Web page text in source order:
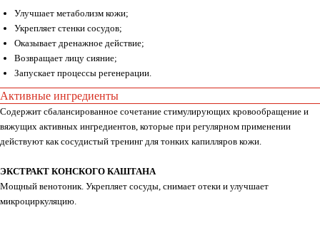
Улучшает метаболизм кожи;
Укрепляет стенки сосудов;
Оказывает дренажное действие;
Возвращает лицу сияние;
Запускает процессы регенерации.
Активные ингредиенты
Содержит сбалансированное сочетание стимулирующих кровообращение и
вяжущих активных ингредиентов, которые при регулярном применении
действуют как сосудистый тренинг для тонких капилляров кожи.
ЭКСТРАКТ КОНСКОГО КАШТАНА
Мощный венотоник. Укрепляет сосуды, снимает отеки и улучшает
микроциркуляцию.